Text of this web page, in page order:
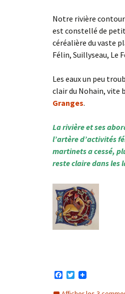
Notre rivière
est constellé de
céréalière du vaste
Félin, Suillyseau, Le
Les eaux un peu
clair du Nohain, vite
Granges.
La rivière et ses
l’artère d’activités
martinets a cessé,
reste claire dans les
c
T
i